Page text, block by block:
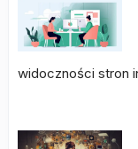
widoczności stron